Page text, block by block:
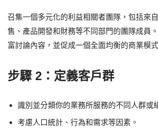
召集一個多元化的利益相關者團隊，包括來
售、產品開發和財務等不同部門的團隊成員
富討論內容，並促成一個全面均衡的商業模式
步驟 2：定義客戶群
識別並分類你的業務所服務的不同人群或
考慮人口統計、行為和需求等因素。